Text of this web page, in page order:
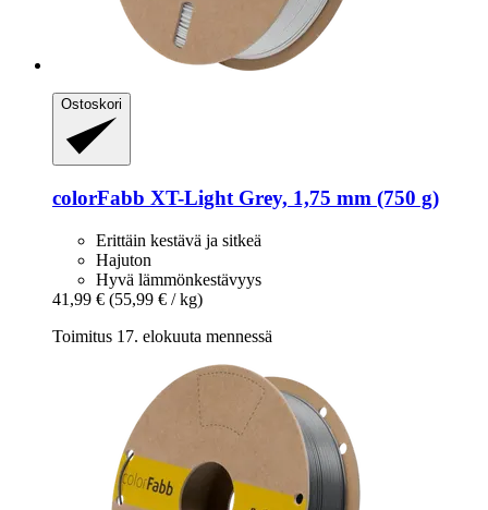
Ostoskori
colorFabb XT-​Light Grey, 1,75 mm (750 g)
Erittäin kestävä ja sitkeä
Hajuton
Hyvä lämmönkestävyys
41,99 € (55,99 € / kg)
Toimitus 17. elokuuta mennessä